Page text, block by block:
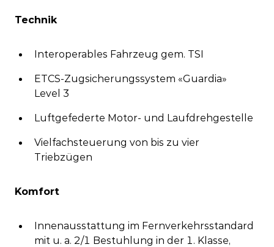
Technik
Interoperables Fahrzeug gem. TSI
ETCS-Zugsicherungssystem «Guardia»
Level 3
Luftgefederte Motor- und Laufdrehgestelle
Vielfachsteuerung von bis zu vier
Triebzügen
Komfort
Innenausstattung im Fernverkehrsstandard
mit u. a. 2/1 Bestuhlung in der 1. Klasse,